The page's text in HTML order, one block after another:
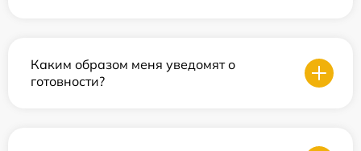
Каким образом меня уведомят о
готовности?